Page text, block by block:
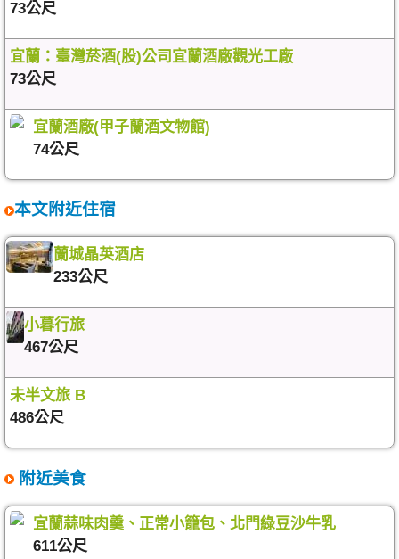
73公尺
宜蘭：臺灣菸酒(股)公司宜蘭酒廠觀光工廠
73公尺
宜蘭酒廠(甲子蘭酒文物館)
74公尺
本文附近住宿
蘭城晶英酒店
233公尺
小暮行旅
467公尺
未半文旅 B
486公尺
附近美食
宜蘭蒜味肉羹、正常小籠包、北門綠豆沙牛乳
611公尺